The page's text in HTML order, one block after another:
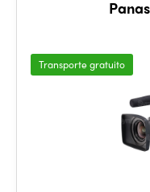
Transporte gratuito